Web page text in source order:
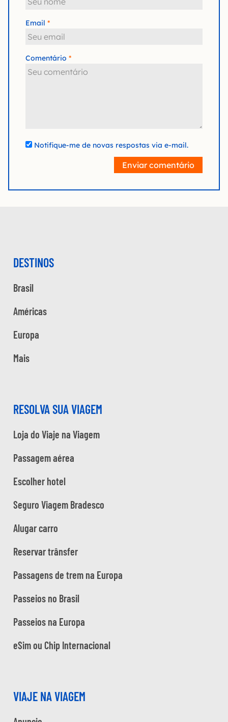
Email
Comentário
Notifique-me de novas respostas via e-mail.
Enviar comentário
DESTINOS
Brasil
Américas
Europa
Mais
RESOLVA SUA VIAGEM
Loja do Viaje na Viagem
Passagem aérea
Escolher hotel
Seguro Viagem Bradesco
Alugar carro
Reservar trânsfer
Passagens de trem na Europa
Passeios no Brasil
Passeios na Europa
eSim ou Chip Internacional
VIAJE NA VIAGEM